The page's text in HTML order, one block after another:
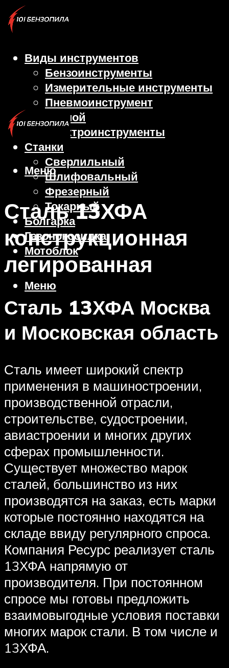
Виды инструментов
Бензоинструменты
Измерительные инструменты
Пневмоинструмент
Ручной
Электроинструменты
Станки
Сверлильный
Шлифовальный
Фрезерный
Токарный
Болгарка
Газонокосилка
Мотоблок
Меню
Меню
Сталь 13ХФА
конструкционная
легированная
Сталь 13ХФА Москва
и Московская область
Сталь имеет широкий спектр
применения в машиностроении,
производственной отрасли,
строительстве, судостроении,
авиастроении и многих других
сферах промышленности.
Существует множество марок
сталей, большинство из них
производятся на заказ, есть марки
которые постоянно находятся на
складе ввиду регулярного спроса.
Компания Ресурс реализует сталь
13ХФА напрямую от
производителя. При постоянном
спросе мы готовы предложить
взаимовыгодные условия поставки
многих марок стали. В том числе и
13ХФА.